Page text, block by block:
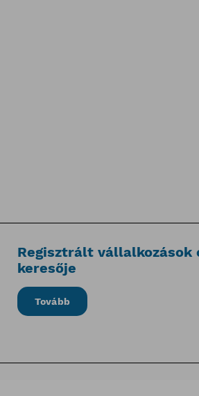
Regisztrált vállalkozások
keresője
Tovább